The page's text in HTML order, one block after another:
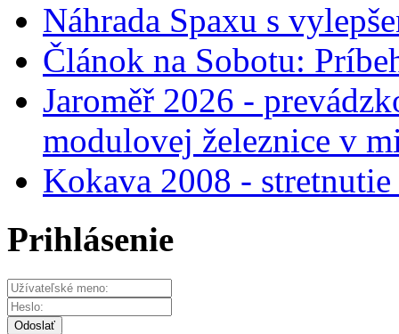
Náhrada Spaxu s
Článok na Sobotu:
Jaroměř 2026 -
modulovej železnice v
Kokava 2008 -
Prihlásenie
Odoslať